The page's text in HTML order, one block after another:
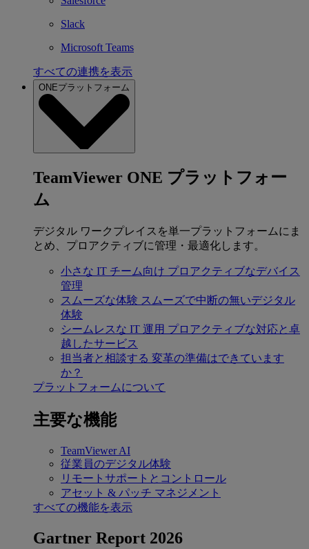
Slack
Microsoft Teams
すべての連携を表示
ONEプラットフォーム
TeamViewer ONE プラットフォー
ム
デジタル ワークプレイスを単一プラットフォームにま
とめ、プロアクティブに管理・最適化します。
小さな IT チーム向け プロアクティブなデバイス
管理
スムーズな体験 スムーズで中断の無いデジタル
体験
シームレスな IT 運用 プロアクティブな対応と卓
越したサービス
担当者と相談する 変革の準備はできています
か？
プラットフォームについて
主要な機能
TeamViewer AI
従業員のデジタル体験
リモートサポートとコントロール
アセット & パッチ マネジメント
すべての機能を表示
Gartner Report 2026